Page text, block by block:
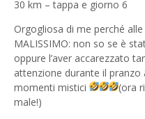
30 km – tappa e giorno 6
Orgogliosa di me perché
MALISSIMO: non so se è
oppure l’aver accarezzato
attenzione durante il
momenti mistici
(ora
male!)